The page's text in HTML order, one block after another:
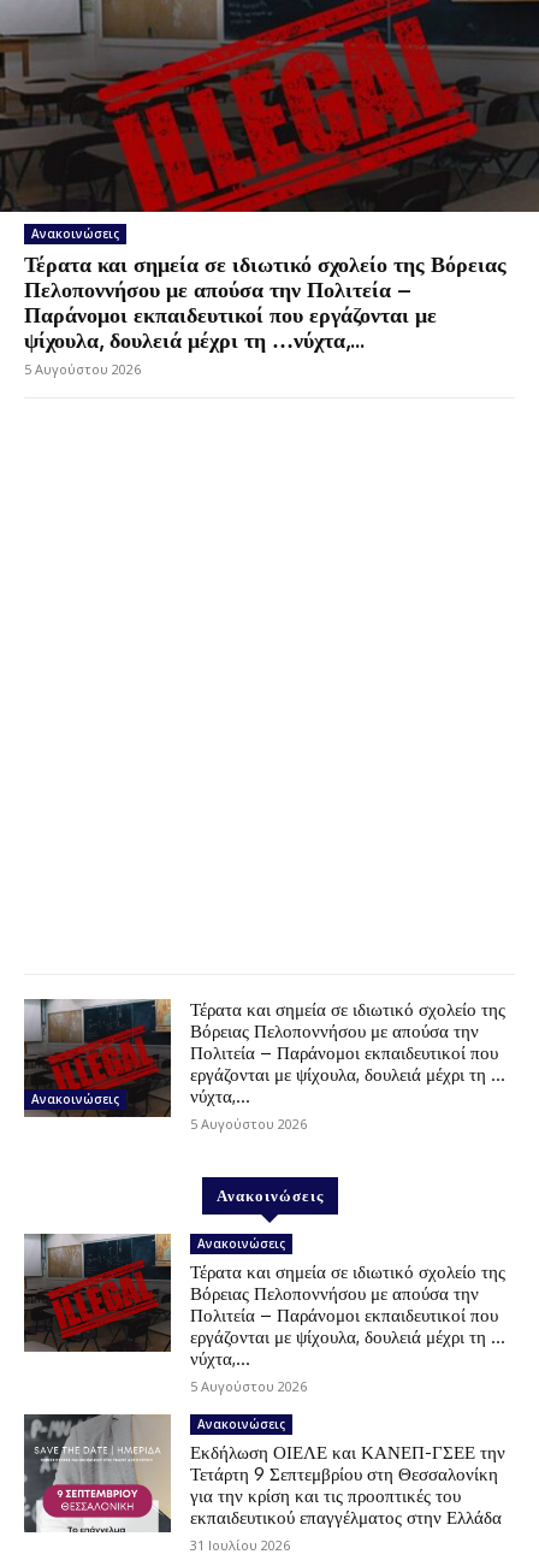
Ανακοινώσεις
Τέρατα και σημεία σε ιδιωτικό σχολείο της Βόρειας
Πελοποννήσου με απούσα την Πολιτεία –
Παράνομοι εκπαιδευτικοί που εργάζονται με
ψίχουλα, δουλειά μέχρι τη …νύχτα,...
5 Αυγούστου 2026
Ανακοινώσεις
Τέρατα και σημεία σε ιδιωτικό σχολείο της
Βόρειας Πελοποννήσου με απούσα την
Πολιτεία – Παράνομοι εκπαιδευτικοί που
εργάζονται με ψίχουλα, δουλειά μέχρι τη …
νύχτα,...
5 Αυγούστου 2026
Ανακοινώσεις
Ανακοινώσεις
Τέρατα και σημεία σε ιδιωτικό σχολείο της
Βόρειας Πελοποννήσου με απούσα την
Πολιτεία – Παράνομοι εκπαιδευτικοί που
εργάζονται με ψίχουλα, δουλειά μέχρι τη …
νύχτα,...
5 Αυγούστου 2026
Ανακοινώσεις
Εκδήλωση ΟΙΕΛΕ και ΚΑΝΕΠ-ΓΣΕΕ την
Τετάρτη 9 Σεπτεμβρίου στη Θεσσαλονίκη
για την κρίση και τις προοπτικές του
εκπαιδευτικού επαγγέλματος στην Ελλάδα
31 Ιουλίου 2026